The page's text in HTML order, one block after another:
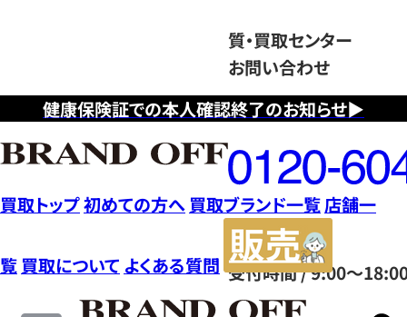
健康保険証での本人確認終了のお知らせ▶
質・買取センター
お問い合わせ
フ
リ
ー
ダ
イ
ヤ
ル
0120604117
受付時間 / 9:00～
買取トップ初めての方へ 買取ブランド一覧店舗一
覧 買取について よくある質問
サ